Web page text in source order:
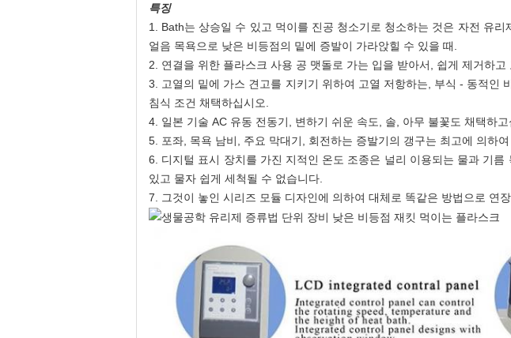
특징
1. Bath는 상승일 수 있고 먹이를 진공 청소기로 청소하는 것은 자전 유
얼음 목욕으로 낮은 비등점의 밑에 증발이 가라앉힐 수 있을 때.
2. 연결을 위한 플라스크 사용 공 맷돌로 가는 입을 받아서, 쉽게 제거하
3.
고열의 밑에 가스 견고를 지키기 위하여 고열 저항하는, 부식 - 동적
침식 조건 채택하십시오.
4. 일본 기술 AC 유동 전동기, 변하기 쉬운 속도, 솔, 아무 불꽃도 채택하
5.
포좌, 목욕 남비, 주요 막대기, 회전하는 증발기의 갱구는 최고에 의하
6. 디지털 표시 장치를 가진 지적인 온도 조종은 널리 이용되는 물과 기
있고 물자 쉽게 세척될 수 없습니다.
7.
그것이 놓인 시리즈 모듈 디자인에 의하여 대체로 똑같은 방법으로 연